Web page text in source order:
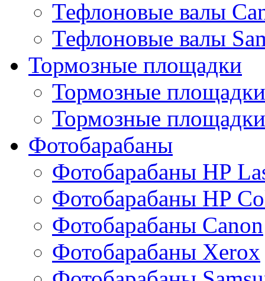
Тефлоновые валы
Тефлоновые валы
Тормозные площадки
Тормозные
Тормозные
Фотобарабаны
Фотобарабаны HP
Фотобарабаны HP
Фотобарабаны Canon
Фотобарабаны Xerox